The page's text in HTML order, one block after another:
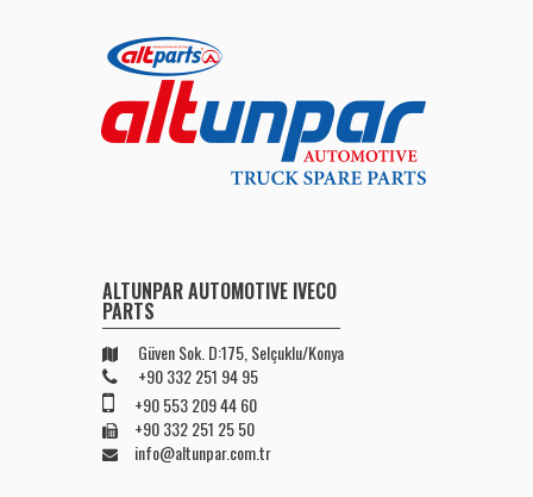
ALTUNPAR AUTOMOTIVE IVECO
PARTS
Güven Sok. D:175, Selçuklu/Konya
+90 332 251 94 95
+90 553 209 44 60
+90 332 251 25 50
info@altunpar.com.tr